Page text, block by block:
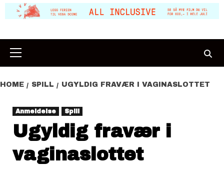
Primary
Menu
HOME SPILL UGYLDIG FRAVÆR I VAGINASLOTTET
Anmeldelse Spill
Ugyldig fravær i
vaginaslottet